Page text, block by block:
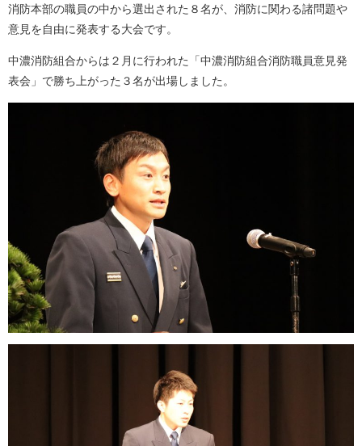
消防本部の職員の中から選出された８名が、消防に関わる諸問題や
意見を自由に発表する大会です。
中濃消防組合からは２月に行われた「中濃消防組合消防職員意見発
表会」で勝ち上がった３名が出場しました。